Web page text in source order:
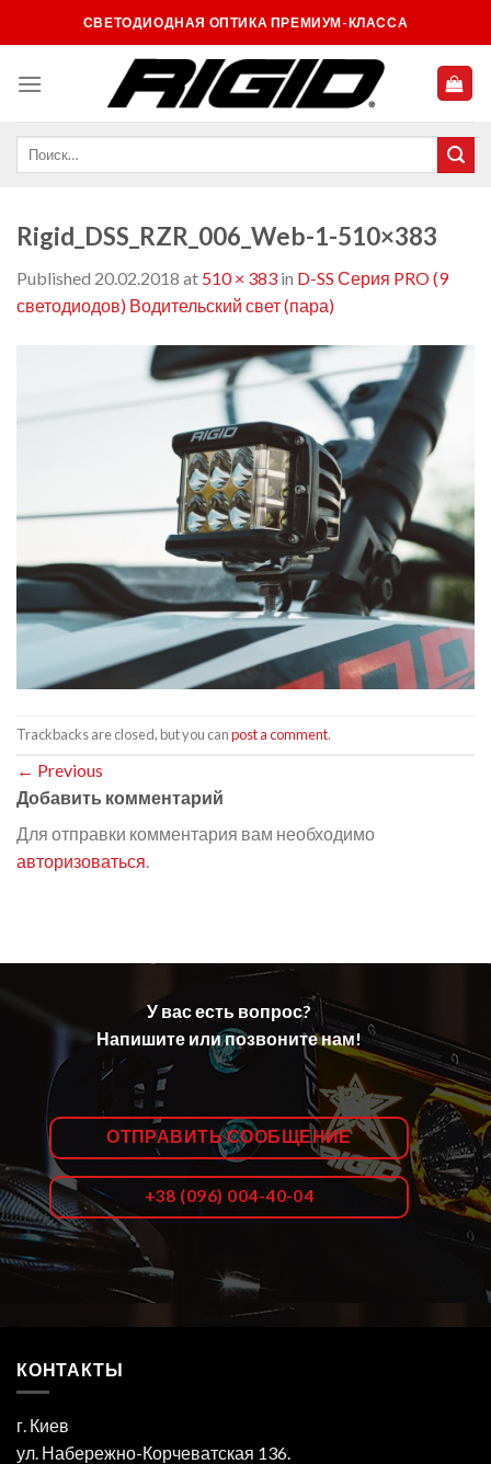
to
СВЕТОДИОДНАЯ ОПТИКА ПРЕМИУМ-КЛАССА
Rigid_DSS_RZR_006_Web-1-510×383
Published 20.02.2018 at 510 × 383 in D-SS Серия PRO (9
светодиодов) Водительский свет (пара)
Trackbacks are closed, but you canpost a comment.
← Previous
Добавить комментарий
Для отправки комментария вам необходимо
авторизоваться.
У вас есть вопрос?
Напишите или позвоните нам!
ОТПРАВИТЬ СООБЩЕНИЕ
+38 (096) 004-40-04
КОНТАКТЫ
г. Киев
ул. Набережно-Корчеватская 136.